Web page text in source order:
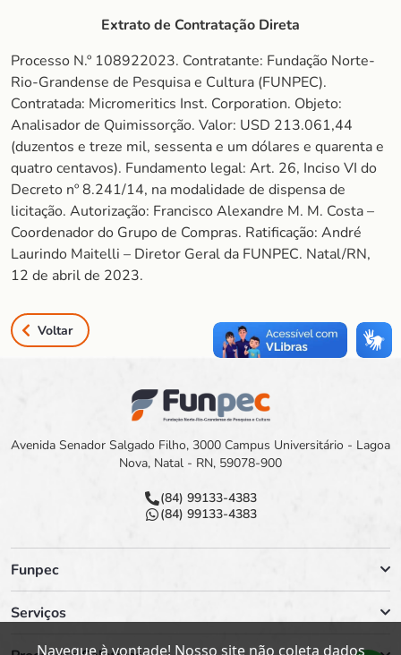
Extrato de Contratação Direta
Processo N.º 108922023. Contratante: Fundação Norte-
Rio-Grandense de Pesquisa e Cultura (FUNPEC).
Contratada: Micromeritics Inst. Corporation. Objeto:
Analisador de Quimissorção. Valor: USD 213.061,44
(duzentos e treze mil, sessenta e um dólares e quarenta e
quatro centavos). Fundamento legal: Art. 26, Inciso VI do
Decreto nº 8.241/14, na modalidade de dispensa de
licitação. Autorização: Francisco Alexandre M. M. Costa –
Coordenador do Grupo de Compras. Ratificação: André
Laurindo Maitelli – Diretor Geral da FUNPEC. Natal/RN,
12 de abril de 2023.
Voltar
Avenida Senador Salgado Filho, 3000 Campus Universitário - Lagoa
Nova, Natal - RN, 59078-900
(84) 99133-4383
(84) 99133-4383
Funpec
Serviços
Navegue à vontade! Nosso site não coleta dados